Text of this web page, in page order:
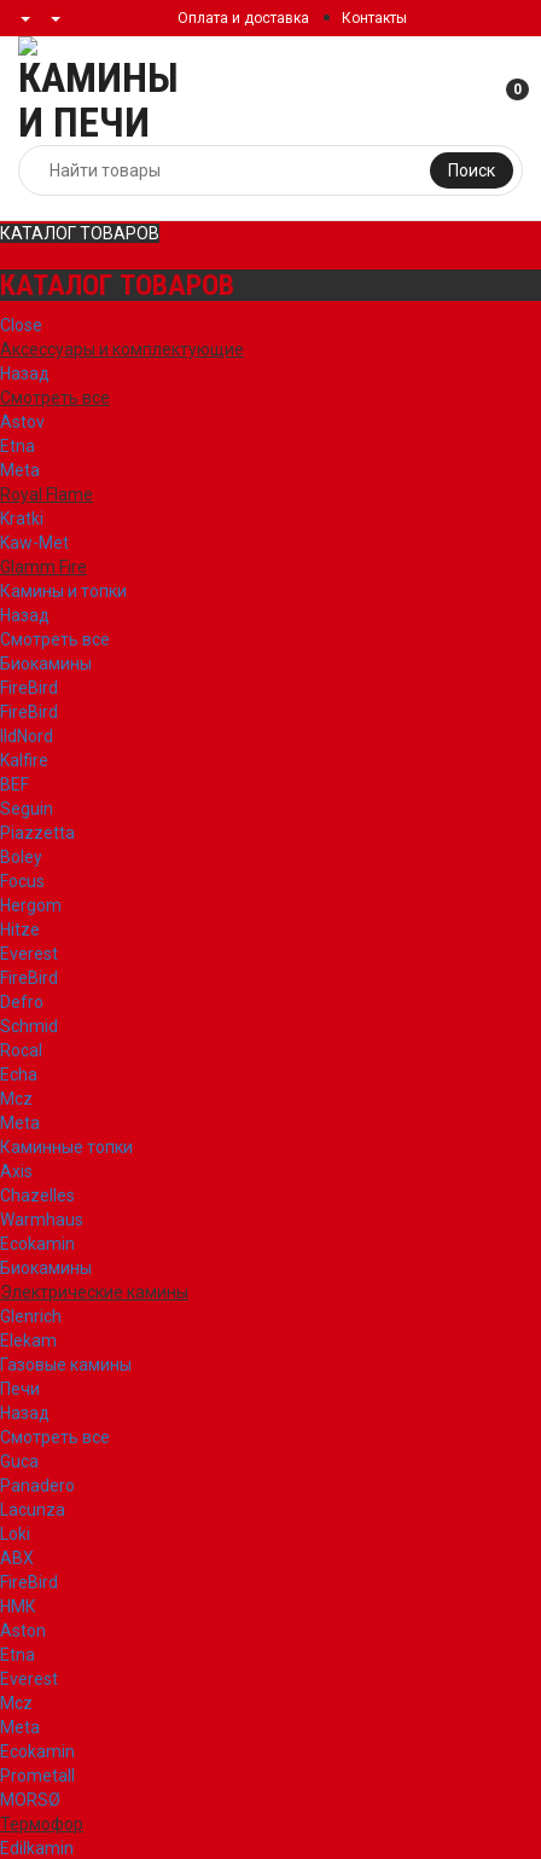
Оплата и доставка Контакты
Поиск
0
КАТАЛОГ ТОВАРОВ
КАТАЛОГ ТОВАРОВ
Close
Аксессуары и комплектующие
Назад
Смотреть все
Astov
Etna
Meta
Royal Flame
Kratki
Kaw-Met
Glamm Fire
Камины и топки
Назад
Смотреть все
Биокамины
FireBird
FireBird
IldNord
Kalfire
BEF
Seguin
Piazzetta
Boley
Focus
Hergom
Hitze
Everest
FireBird
Defro
Schmid
Rocal
Echa
Mcz
Meta
Каминные топки
Axis
Chazelles
Warmhaus
Ecokamin
Биокамины
Электрические камины
Glenrich
Elekam
Газовые камины
Печи
Назад
Смотреть все
Guca
Panadero
Lacunza
Loki
ABX
FireBird
НМК
Aston
Etna
Everest
Mcz
Meta
Ecokamin
Prometall
MORSØ
Термофор
Edilkamin